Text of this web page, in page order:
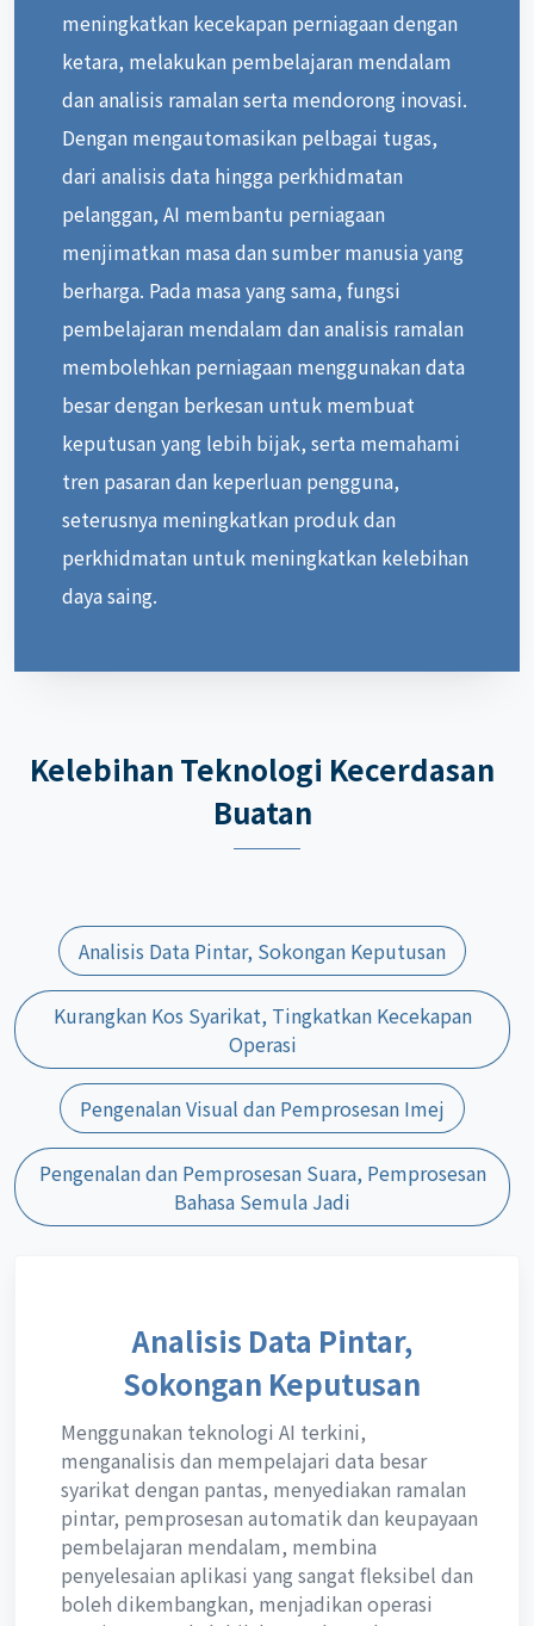
meningkatkan kecekapan perniagaan dengan
ketara, melakukan pembelajaran mendalam
dan analisis ramalan serta mendorong inovasi.
Dengan mengautomasikan pelbagai tugas,
dari analisis data hingga perkhidmatan
pelanggan, AI membantu perniagaan
menjimatkan masa dan sumber manusia yang
berharga. Pada masa yang sama, fungsi
pembelajaran mendalam dan analisis ramalan
membolehkan perniagaan menggunakan data
besar dengan berkesan untuk membuat
keputusan yang lebih bijak, serta memahami
tren pasaran dan keperluan pengguna,
seterusnya meningkatkan produk dan
perkhidmatan untuk meningkatkan kelebihan
daya saing.
Kelebihan Teknologi Kecerdasan
Buatan
Analisis Data Pintar, Sokongan Keputusan
Kurangkan Kos Syarikat, Tingkatkan Kecekapan
Operasi
Pengenalan Visual dan Pemprosesan Imej
Pengenalan dan Pemprosesan Suara, Pemprosesan
Bahasa Semula Jadi
Analisis Data Pintar,
Sokongan Keputusan
Menggunakan teknologi AI terkini,
menganalisis dan mempelajari data besar
syarikat dengan pantas, menyediakan ramalan
pintar, pemprosesan automatik dan keupayaan
pembelajaran mendalam, membina
penyelesaian aplikasi yang sangat fleksibel dan
boleh dikembangkan, menjadikan operasi